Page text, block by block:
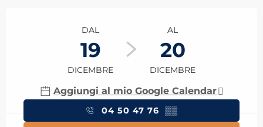
DAL
19
DICEMBRE
AL
20
DICEMBRE
Aggiungi al mio Google Calendar
04 50 47 76 ▒▒